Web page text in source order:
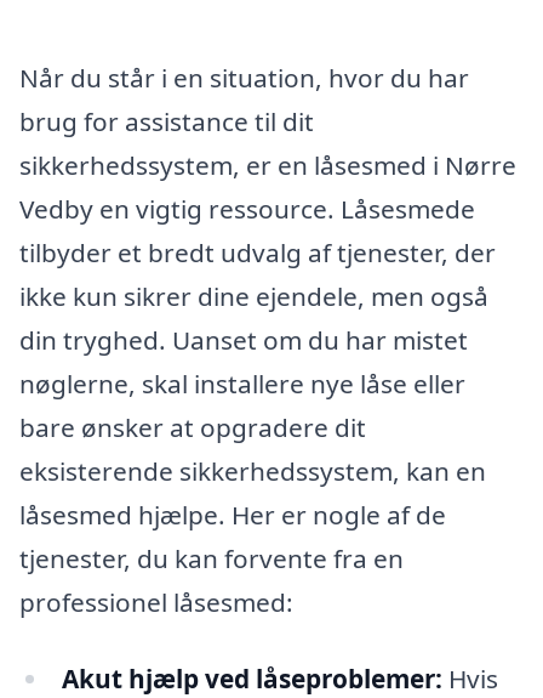
Når du står i en situation, hvor du har
brug for assistance til dit
sikkerhedssystem, er en låsesmed i Nørre
Vedby en vigtig ressource. Låsesmede
tilbyder et bredt udvalg af tjenester, der
ikke kun sikrer dine ejendele, men også
din tryghed. Uanset om du har mistet
nøglerne, skal installere nye låse eller
bare ønsker at opgradere dit
eksisterende sikkerhedssystem, kan en
låsesmed hjælpe. Her er nogle af de
tjenester, du kan forvente fra en
professionel låsesmed:
Akut hjælp ved låseproblemer: Hvis